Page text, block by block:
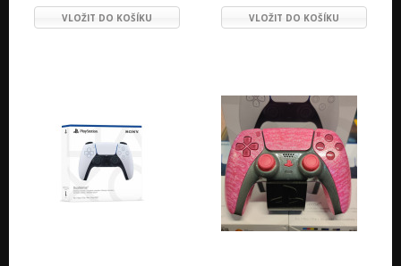
VLOŽIT DO KOŠÍKU VLOŽIT DO KOŠÍKU